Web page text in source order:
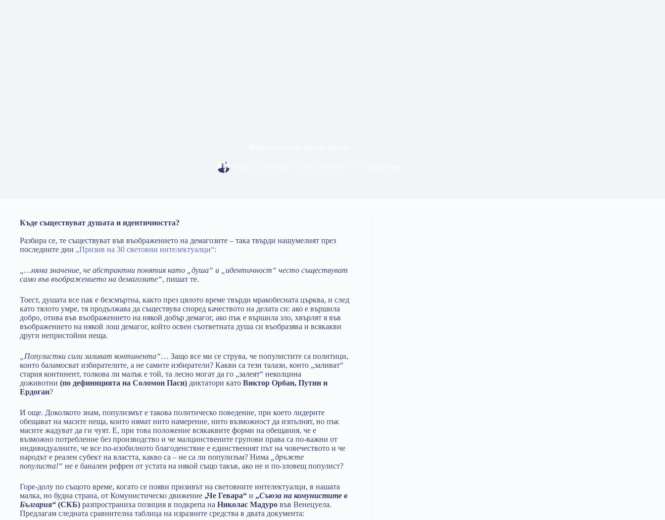
Къде съществуват душата и идентичността?
Разбира се, те съществуват във въображението на демагозите – така твърди нашумелият през
последните дни „Призив на 30 световни интелектуалци“:
„…няма значение, че абстрактни понятия като „душа“ и „идентичност“ често съществуват
само във въображението на демагозите“, пишат те.
Тоест, душата все пак е безсмъртна, както през цялото време твърди мракобесната църква, и след
като тялото умре, тя продължава да съществува според качеството на делата си: ако е вършила
добро, отива във въображението на някой добър демагог, ако пък е вършила зло, хвърлят я във
въображението на някой лош демагог, който освен съответната душа си въобразява и всякакви
други непристойни неща.
„Популистки сили заливат континента“… Защо все ми се струва, че популистите са политици,
които баламосват избирателите, а не самите избиратели? Какви са тези талази, които „заливат“
стария континент, толкова ли малък е той, та лесно могат да го „залеят“ неколцина
доживотни (по дефиницията на Соломон Паси) диктатори като Виктор Орбан, Путин и
Ердоган?
И още. Доколкото знам, популизмът е такова политическо поведение, при което лидерите
обещават на масите неща, които нямат нито намерение, нито възможност да изпълнят, но пък
масите жадуват да ги чуят. Е, при това положение всякаквите форми на обещания, че е
възможно потребление без производство и че малцинствените групови права са по-важни от
индивидуалните, че все по-изобилното благоденствие е единственият път на човечеството и че
народът е реален субект на властта, какво са – не са ли популизъм? Нима
„дръжте
популиста!“ не е банален рефрен от устата на някой също такъв, ако не и по-зловещ популист?
Горе-долу по същото време, когато се появи призивът на световните интелектуалци, в нашата
малка, но будна страна, от Комунистическо движение „Че Гевара“ и „Съюза на комунистите в
България“ (СКБ) разпространиха позиция в подкрепа на Николас Мадуро във Венецуела.
Предлагам следната сравнителна таблица на изразните средства в двата документа: